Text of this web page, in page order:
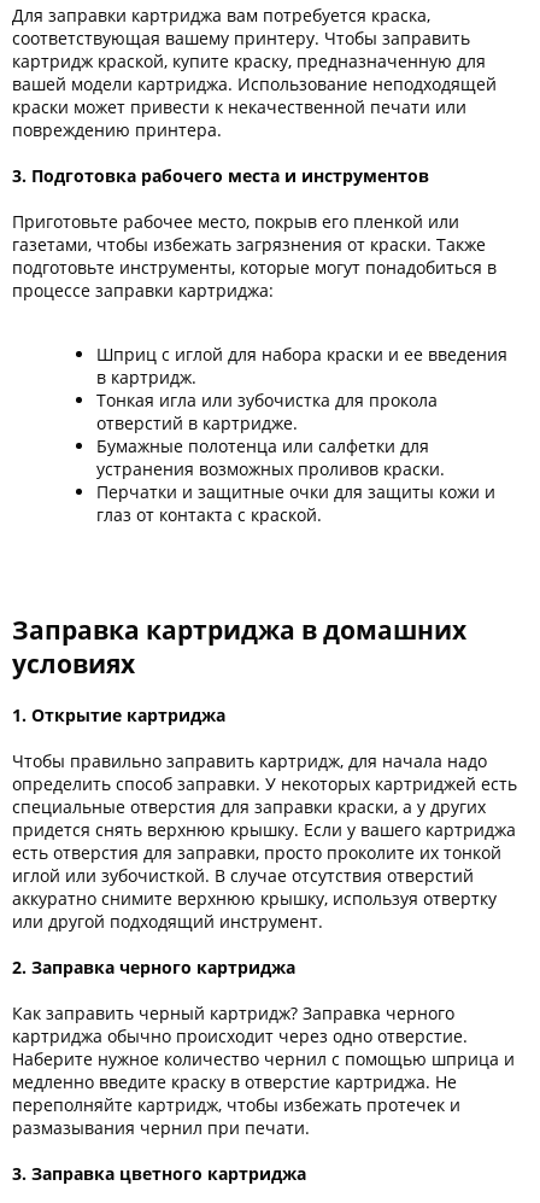
Для заправки картриджа вам потребуется краска,
соответствующая вашему принтеру. Чтобы заправить
картридж краской, купите краску, предназначенную для
вашей модели картриджа. Использование неподходящей
краски может привести к некачественной печати или
повреждению принтера.
3. Подготовка рабочего места и инструментов
Приготовьте рабочее место, покрыв его пленкой или
газетами, чтобы избежать загрязнения от краски. Также
подготовьте инструменты, которые могут понадобиться в
процессе заправки картриджа:
Шприц с иглой для набора краски и ее введения
в картридж.
Тонкая игла или зубочистка для прокола
отверстий в картридже.
Бумажные полотенца или салфетки для
устранения возможных проливов краски.
Перчатки и защитные очки для защиты кожи и
глаз от контакта с краской.
Заправка картриджа в домашних
условиях
1. Открытие картриджа
Чтобы правильно заправить картридж, для начала надо
определить способ заправки. У некоторых картриджей есть
специальные отверстия для заправки краски, а у других
придется снять верхнюю крышку. Если у вашего картриджа
есть отверстия для заправки, просто проколите их тонкой
иглой или зубочисткой. В случае отсутствия отверстий
аккуратно снимите верхнюю крышку, используя отвертку
или другой подходящий инструмент.
2. Заправка черного картриджа
Как заправить черный картридж? Заправка черного
картриджа обычно происходит через одно отверстие.
Наберите нужное количество чернил с помощью шприца и
медленно введите краску в отверстие картриджа. Не
переполняйте картридж, чтобы избежать протечек и
размазывания чернил при печати.
3. Заправка цветного картриджа